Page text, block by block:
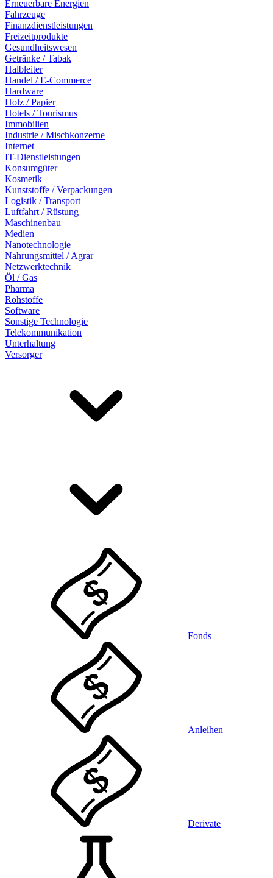
Erneuerbare Energien
Fahrzeuge
Finanzdienstleistungen
Freizeitprodukte
Gesundheitswesen
Getränke / Tabak
Halbleiter
Handel / E-Commerce
Hardware
Holz / Papier
Hotels / Tourismus
Immobilien
Industrie / Mischkonzerne
Internet
IT-Dienstleistungen
Konsumgüter
Kosmetik
Kunststoffe / Verpackungen
Logistik / Transport
Luftfahrt / Rüstung
Maschinenbau
Medien
Nanotechnologie
Nahrungsmittel / Agrar
Netzwerktechnik
Öl / Gas
Pharma
Rohstoffe
Software
Sonstige Technologie
Telekommunikation
Unterhaltung
Versorger
Fonds
Anleihen
Derivate